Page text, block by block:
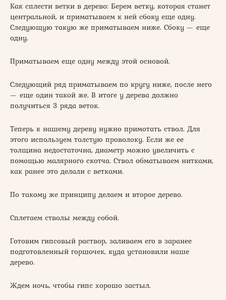
Как сплести ветки в дерево: Берем ветку, которая станет
центральной, и приматываем к ней сбоку еще одну.
Следующую такую же приматываем ниже. Сбоку — еще
одну.
Приматываем еще одну между этой основой.
Следующий ряд приматываем по кругу ниже, после него
— еще один такой же. В итоге у дерева должно
получиться 3 ряда веток.
Теперь к нашему дереву нужно примотать ствол. Для
этого используем толстую проволоку. Если же ее
толщина недостаточна, диаметр можно увеличить с
помощью малярного скотча. Ствол обматываем нитками,
как ранее это делали с ветками.
По такому же принципу делаем и второе дерево.
Сплетаем стволы между собой.
Готовим гипсовый раствор, заливаем его в заранее
подготовленный горшочек, куда установили наше
дерево.
Ждем ночь, чтобы гипс хорошо застыл.